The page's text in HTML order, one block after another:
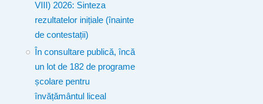
VIII) 2026: Sinteza
rezultatelor inițiale (înainte
de contestații)
În consultare publică, încă
un lot de 182 de programe
școlare pentru
învățământul liceal